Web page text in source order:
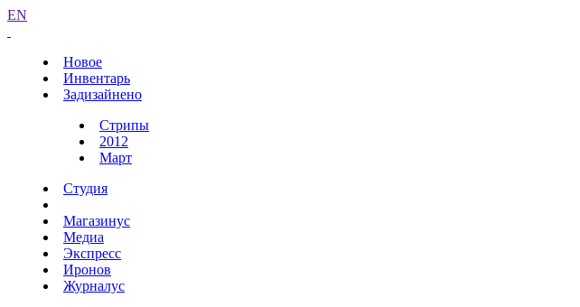
EN
Новое
Инвентарь
Задизайнено
Стрипы
2012
Март
Студия
Магазинус
Медиа
Экспресс
Иронов
Журналус